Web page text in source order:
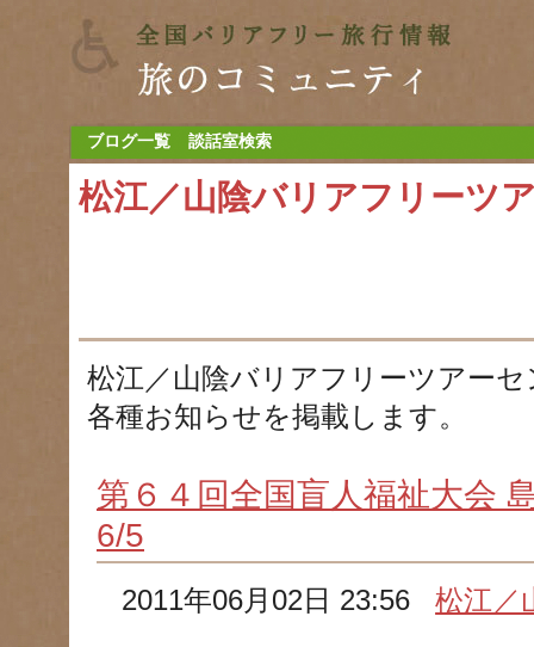
ブログ一覧 談話室検索
松江／山陰バリアフリーツ
松江／山陰バリアフリーツアー
各種お知らせを掲載します。
第６４回全国盲人福祉大会
6/5
2011年06月02日 23:56松江／